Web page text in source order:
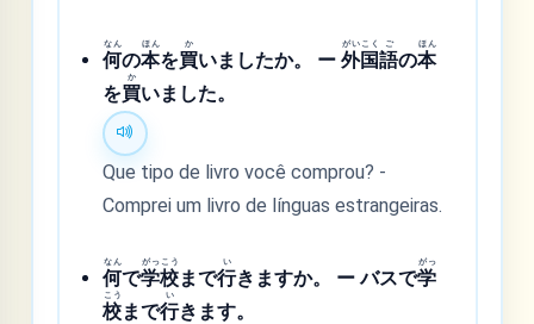
何
なん
の本
ほん
を買
か
いましたか。 ー外
がい
国
こく
語
ご
の本
ほん
を買
か
いました。
Que tipo de livro você comprou? -
Comprei um livro de línguas estrangeiras.
何
なん
で学
がっ
校
こう
まで行
い
きますか。 ー バスで学
がっ
校
こう
まで行
い
きます。